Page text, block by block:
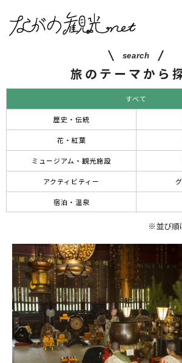
search
旅のテーマから
すべて
歴史・伝統
花・紅葉
ミュージアム・観光施設
アクティビティー
宿泊・温泉
※並び順